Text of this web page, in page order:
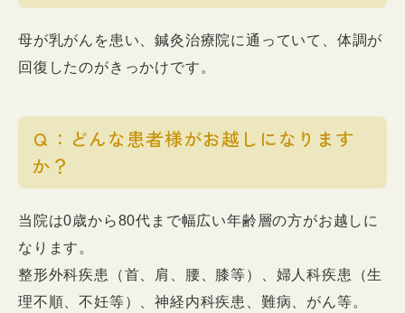
母が乳がんを患い、鍼灸治療院に通っていて、体調が
回復したのがきっかけです。
Ｑ：どんな患者様がお越しになります
か？
当院は0歳から80代まで幅広い年齢層の方がお越しに
なります。
整形外科疾患（首、肩、腰、膝等）、婦人科疾患（生
理不順、不妊等）、神経内科疾患、難病、がん等。